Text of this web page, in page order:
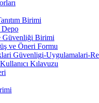
Birimi
Güvenliği Birimi
ve Öneri Formu
Güvenligi-Uygulamalari-
Kılavuzu